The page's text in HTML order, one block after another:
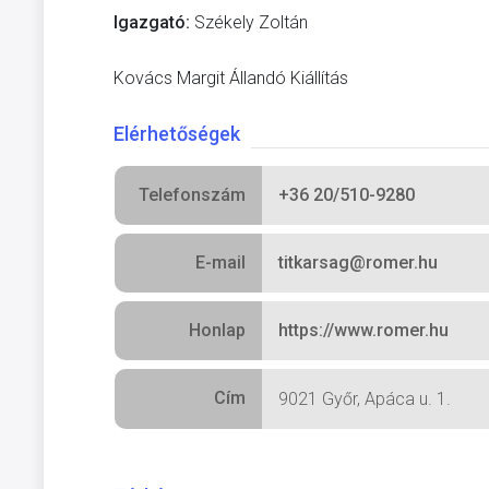
Igazgató: Székely Zoltán
Kovács Margit Állandó Kiállítás
Elérhetőségek
Telefonszám +36 20/510-9280
E-mail titkarsag@romer.hu
Honlap https://www.romer.hu
Cím 9021 Győr, Apáca u. 1.